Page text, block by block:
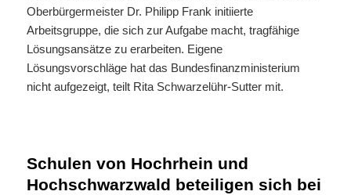
Oberbürgermeister Dr. Philipp Frank initiierte
Arbeitsgruppe, die sich zur Aufgabe macht, tragfähige
Lösungsansätze zu erarbeiten. Eigene
Lösungsvorschläge hat das Bundesfinanzministerium
nicht aufgezeigt, teilt Rita Schwarzelühr-Sutter mit.
Schulen von Hochrhein und
Hochschwarzwald beteiligen sich bei